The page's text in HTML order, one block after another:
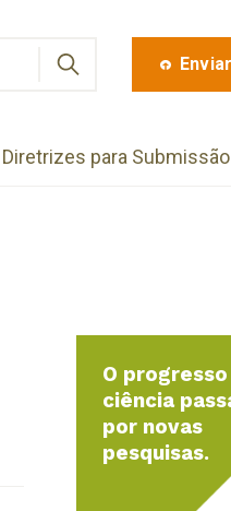
Diretrizes para Submissão
O
ciência
por novas
pesquisas.